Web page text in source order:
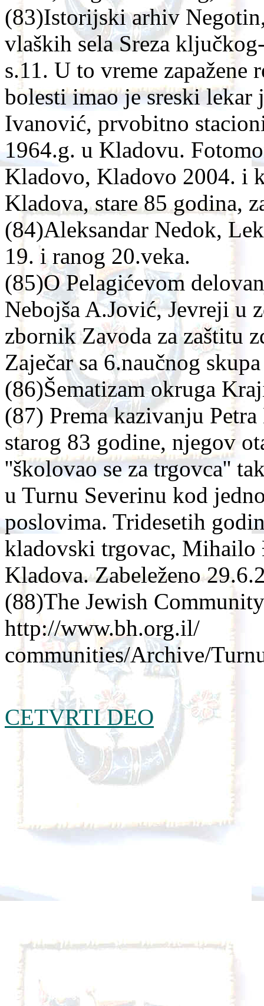
(83)Istorijski arhiv
vlaških sela Sreza
s.11. U to vreme
bolesti imao je sreski
Ivanović, prvobitno
1964.g. u Kladovu.
Kladovo, Kladovo 2004. i
Kladova, stare 85 godina,
(84)Aleksandar Nedok,
19. i ranog 20.veka.
(85)O Pelagićevom
Nebojša A.Jović, Jevreji u
zbornik Zavoda za zaštitu
Zaječar sa 6.naučnog
(86)Šematizam okruga
(87) Prema kazivanju
starog 83 godine, njegov
''školovao se za trgovca''
u Turnu Severinu kod
poslovima. Tridesetih
kladovski trgovac, Mihailo
Kladova. Zabeleženo
(88)The Jewish
http://www.bh.org.il/
communities/Archive/
CETVRTI DEO